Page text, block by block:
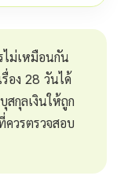
ไม่เหมือนกัน
อง 28 วันได้
สกุลเงินให้ถูก
วรตรวจสอบ